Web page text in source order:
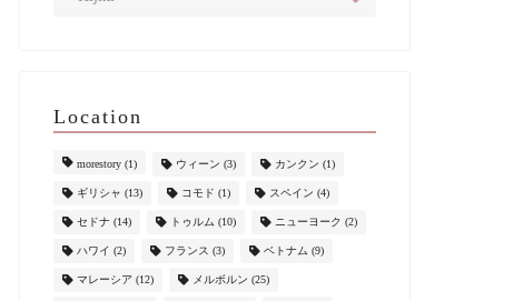
Location
morestory(1) ウィーン (3) カンクン (1)
ギリシャ (13) コモド (1) スペイン (4)
セドナ (14) トゥルム (10) ニューヨーク (2)
ハワイ (2) フランス (3) ベトナム (9)
マレーシア (12) メルボルン (25)